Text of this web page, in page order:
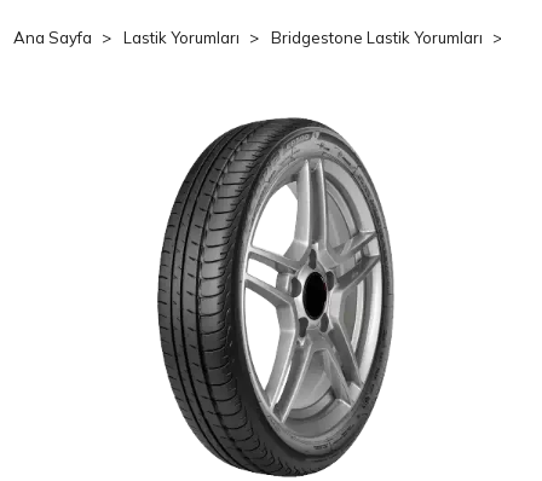
Ana Sayfa Lastik Yorumları Bridgestone Lastik Yorumları